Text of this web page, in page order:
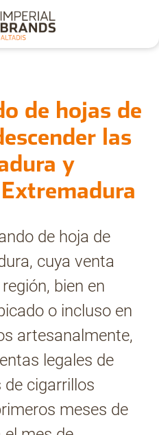
de hojas de
las
y
de hoja de
cuya venta
bien en
o incluso en
artesanalmente,
legales de
cigarrillos
meses de